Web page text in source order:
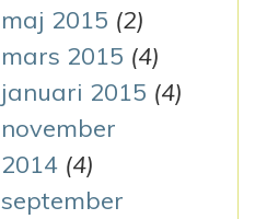
maj 2015 (2)
mars 2015 (4)
januari 2015 (4)
november
2014 (4)
september